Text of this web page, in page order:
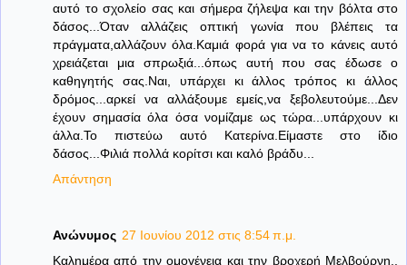
αυτό το σχολείο σας και σήμερα ζήλεψα και την βόλτα στο
δάσος...Όταν αλλάζεις οπτική γωνία που βλέπεις τα
πράγματα,αλλάζουν όλα.Καμιά φορά για να το κάνεις αυτό
χρειάζεται μια σπρωξιά...όπως αυτή που σας έδωσε ο
καθηγητής σας.Ναι, υπάρχει κι άλλος τρόπος κι άλλος
δρόμος...αρκεί να αλλάξουμε εμείς,να ξεβολευτούμε...Δεν
έχουν σημασία όλα όσα νομίζαμε ως τώρα...υπάρχουν κι
άλλα.Το πιστεύω αυτό Κατερίνα.Είμαστε στο ίδιο
δάσος...Φιλιά πολλά κορίτσι και καλό βράδυ...
Απάντηση
Ανώνυμος 27 Ιουνίου 2012 στις 8:54 π.μ.
Καλημέρα από την ομογένεια και την βροχερή Μελβούρνη..